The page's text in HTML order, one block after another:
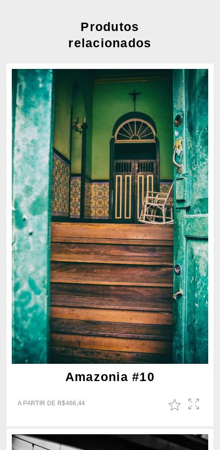
Produtos
relacionados
Amazonia #10
A PARTIR DE R$466,44